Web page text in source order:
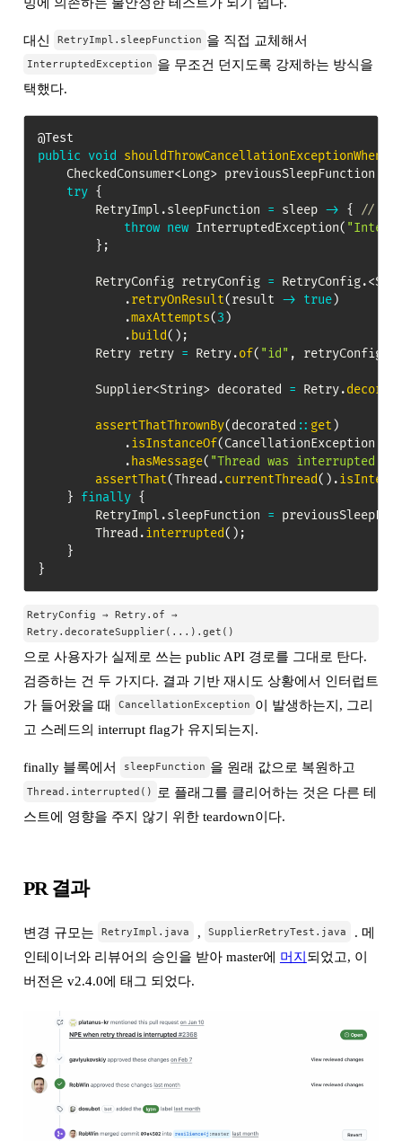
대신 RetryImpl.sleepFunction 을 직접 교체해서
InterruptedException 을 무조건 던지도록 강제하는 방식을
택했다.
@Test
public void
CheckedConsumer<Long> previousSleepFunction
try {
RetryImpl .sleepFunction = sleep -> {
//
throw new InterruptedException(
} ;
RetryConfig retryConfig = RetryConfig.<
.retryOnResult(result -> true)
.maxAttempts(3 )
. build( ) ;
Retry retry = Retry.of( "id" , retryConfig
Supplier<String> decorated = Retry.
assertThatThrownBy(decorated :: get )
.isInstanceOf(CancellationException
. hasMessage( "Thread was interrupted
assertThat(Thread .currentThread( ) .
} finally {
RetryImpl .sleepFunction =
Thread .interrupted( ) ;
}
}
RetryConfig → Retry.of →
Retry.decorateSupplier(...).get()
으로 사용자가 실제로 쓰는 public API 경로를 그대로 탄다.
검증하는 건 두 가지다. 결과 기반 재시도 상황에서 인터럽트
가 들어왔을 때
CancellationException 이 발생하는지, 그리
고 스레드의 interrupt flag가 유지되는지.
finally 블록에서 sleepFunction 을 원래 값으로 복원하고
Thread.interrupted()
로 플래그를 클리어하는 것은 다른 테
스트에 영향을 주지 않기 위한 teardown이다.
PR 결과
변경 규모는 RetryImpl.java , SupplierRetryTest.java
. 메
인테이너와 리뷰어의 승인을 받아 master에 머지되었고, 이
버전은 v2.4.0에 태그 되었다.